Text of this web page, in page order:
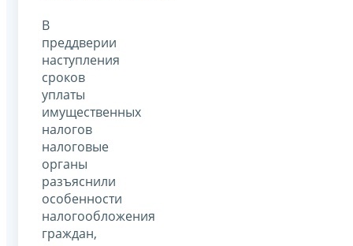
В
преддверии
наступления
сроков
уплаты
имущественных
налогов
налоговые
органы
разъяснили
особенности
налогообложения
граждан,